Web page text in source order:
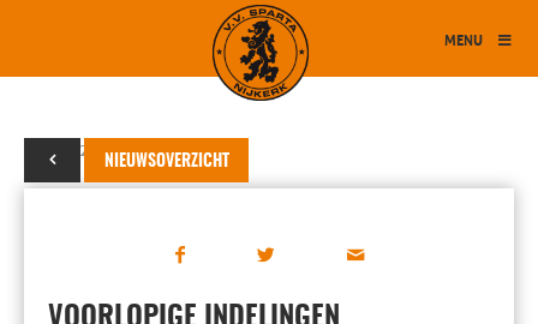
MENU
NIEUWSOVERZICHT
10 juni 2025